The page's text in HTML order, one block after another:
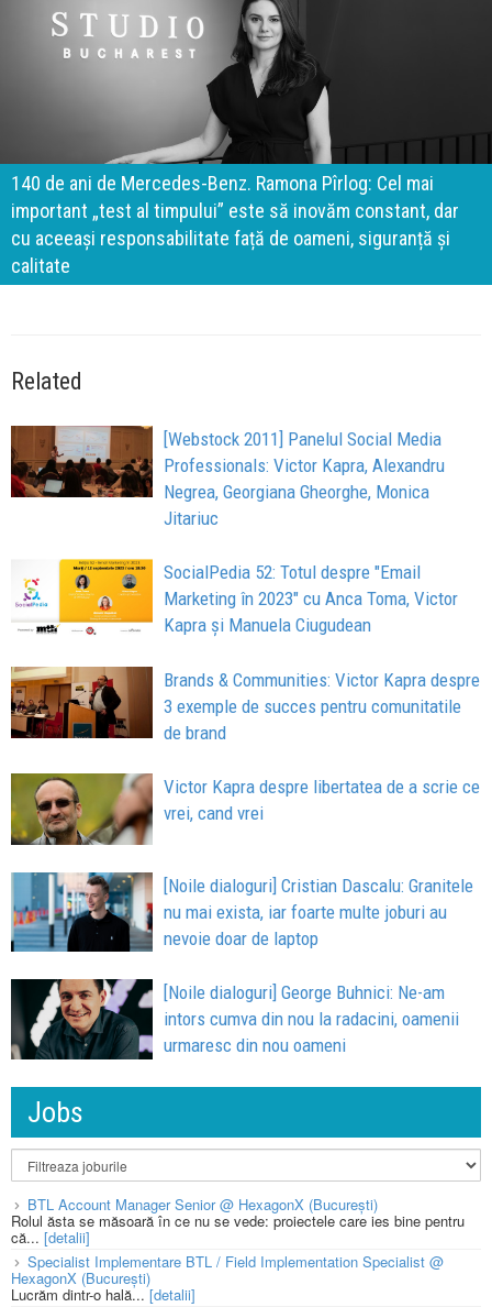
140 de ani de Mercedes-Benz. Ramona Pîrlog: Cel mai
important „test al timpului” este să inovăm constant, dar
cu aceeași responsabilitate față de oameni, siguranță și
calitate
Related
[Webstock 2011] Panelul Social Media
Professionals: Victor Kapra, Alexandru
Negrea, Georgiana Gheorghe, Monica
Jitariuc
SocialPedia 52: Totul despre "Email
Marketing în 2023" cu Anca Toma, Victor
Kapra și Manuela Ciugudean
Brands & Communities: Victor Kapra despre
3 exemple de succes pentru comunitatile
de brand
Victor Kapra despre libertatea de a scrie ce
vrei, cand vrei
[Noile dialoguri] Cristian Dascalu: Granitele
nu mai exista, iar foarte multe joburi au
nevoie doar de laptop
[Noile dialoguri] George Buhnici: Ne-am
intors cumva din nou la radacini, oamenii
urmaresc din nou oameni
Jobs
BTL Account Manager Senior @ HexagonX (București)
Rolul ăsta se măsoară în ce nu se vede: proiectele care ies bine pentru
că... [detalii]
Specialist Implementare BTL / Field Implementation Specialist @
HexagonX (București)
Lucrăm dintr-o hală... [detalii]